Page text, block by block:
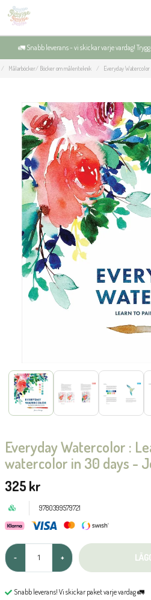
🚛 Snabb leverans - vi skickar varje vardag!
Målarböcker/ Böcker om måleriteknik Everyday
Everyday Watercolor :
watercolor in 30 days -
325 kr
9780399579721
- +
Snabb leverans! Vi skickar paket varje vardag 🚛